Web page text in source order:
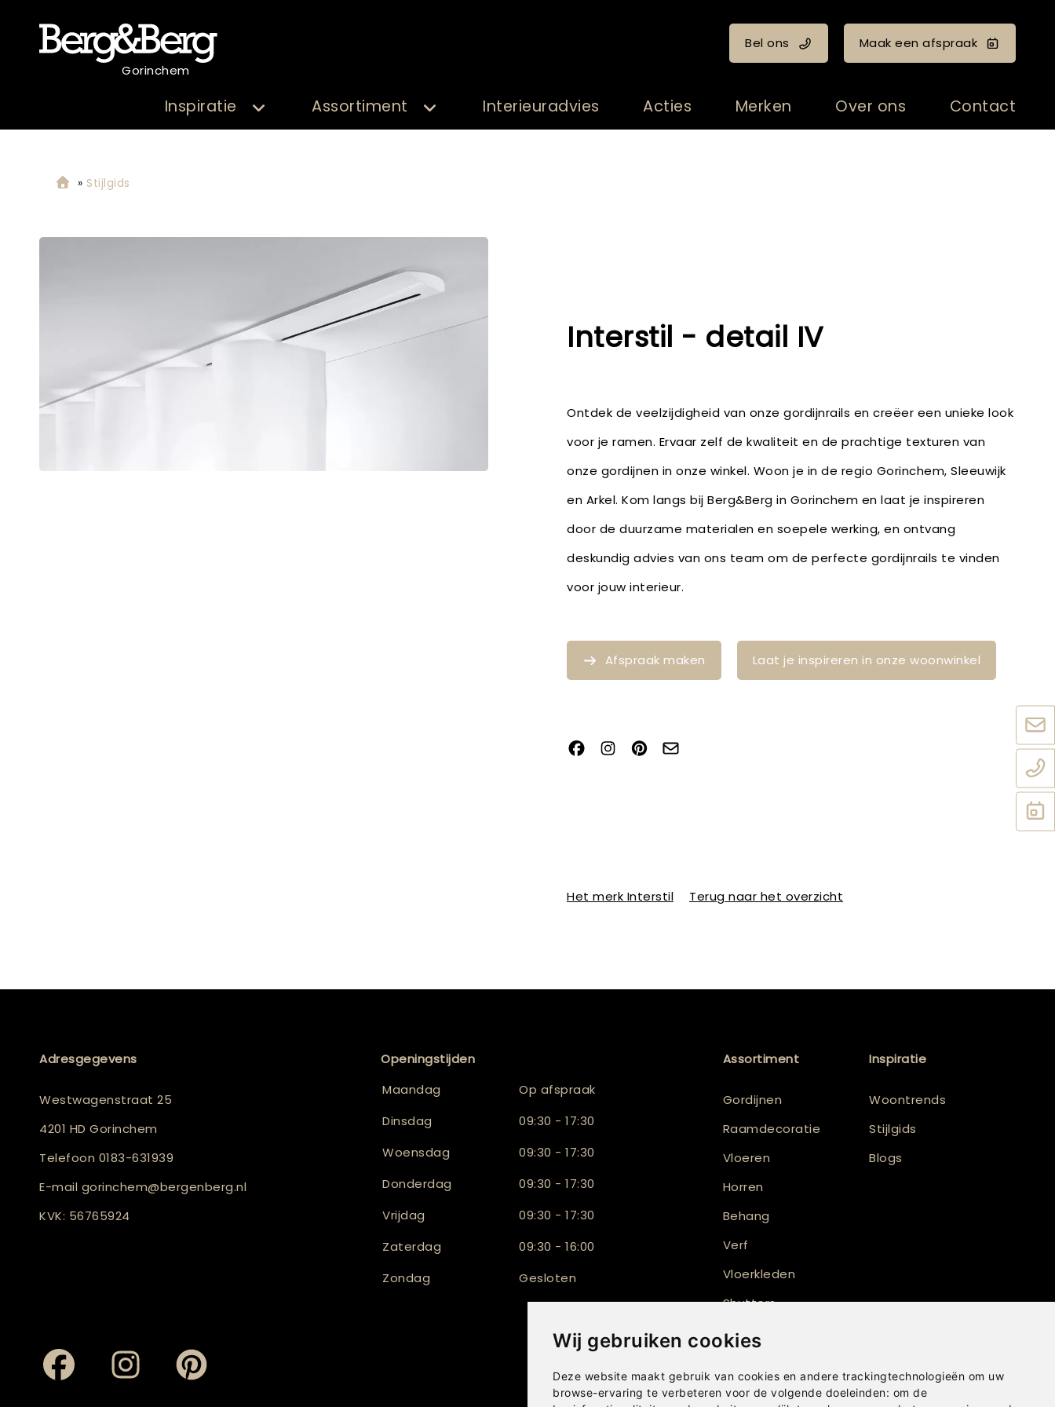
Wij gebruiken cookies
Deze website maakt gebruik van cookies en andere trackingtechnologieën om uw
browse-ervaring te verbeteren voor de volgende doeleinden: om de
Gorinchem
Bel ons Maak een afspraak
Inspiratie Assortiment Interieuradvies Acties Merken Over ons Contact
» Stijlgids
Interstil - detail IV
Ontdek de veelzijdigheid van onze gordijnrails en creëer een unieke look
voor je ramen. Ervaar zelf de kwaliteit en de prachtige texturen van
onze gordijnen in onze winkel. Woon je in de regio Gorinchem, Sleeuwijk
en Arkel. Kom langs bij Berg&Berg in Gorinchem en laat je inspireren
door de duurzame materialen en soepele werking, en ontvang
deskundig advies van ons team om de perfecte gordijnrails te vinden
voor jouw interieur.
Afspraak maken Laat je inspireren in onze woonwinkel
Het merk Interstil Terug naar het overzicht
Adresgegevens
Westwagenstraat 25
4201 HD Gorinchem
Telefoon 0183-631939
E-mail gorinchem@bergenberg.nl
KVK: 56765924
Openingstijden
Maandag
Op afspraak
Dinsdag
09:30 - 17:30
Woensdag
09:30 - 17:30
Donderdag
09:30 - 17:30
Vrijdag
09:30 - 17:30
Zaterdag
09:30 - 16:00
Zondag
Gesloten
Assortiment
Gordijnen
Raamdecoratie
Vloeren
Horren
Behang
Verf
Vloerkleden
Shutters
Inspiratie
Woontrends
Stijlgids
Blogs